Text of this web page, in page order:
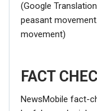
(Google
peasant
movement)
FACT
NewsMobile fact-